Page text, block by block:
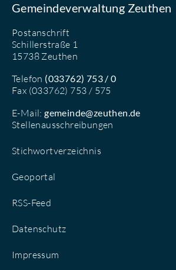
Gemeindeverwaltung Zeuthen
Postanschrift
Schillerstraße 1
15738 Zeuthen
Telefon (033762) 753 / 0
Fax (033762) 753 / 575
E-Mail:gemeinde@zeuthen.de
Stellenausschreibungen
Stichwortverzeichnis
Geoportal
RSS-Feed
Datenschutz
Impressum